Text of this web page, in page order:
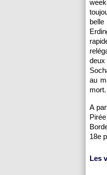
deux
au
mort.
A
18e
Les